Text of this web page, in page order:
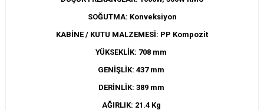
SOĞUTMA: Konveksiyon
KABİNE / KUTU MALZEMESİ: PP Kompozit
YÜKSEKLİK: 708 mm
GENİŞLİK: 437 mm
DERİNLİK: 389 mm
AĞIRLIK: 21.4 Kg